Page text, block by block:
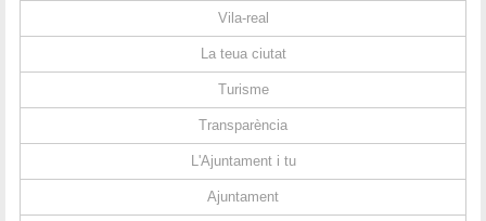
Vila-real
La teua ciutat
Turisme
Transparència
L'Ajuntament i tu
Ajuntament